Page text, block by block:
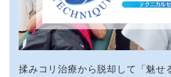
揉みコリ治療から脱却して「魅せ